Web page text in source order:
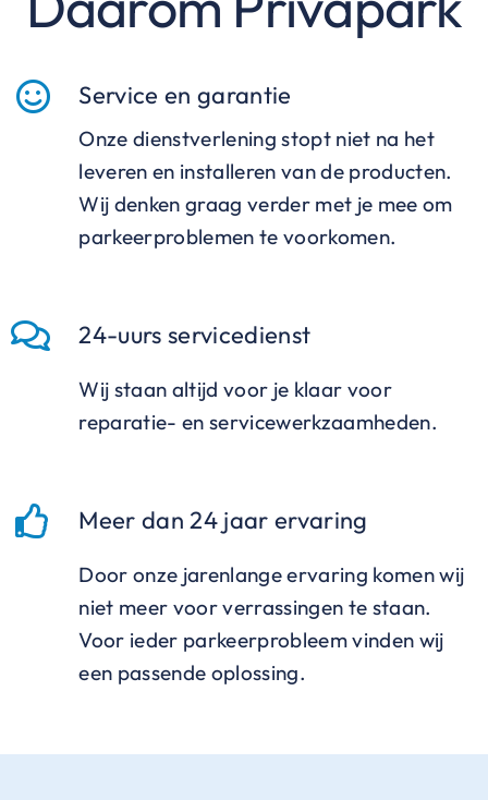
Service en garantie
Onze dienstverlening stopt niet na het
leveren en installeren van de producten.
Wij denken graag verder met je mee om
parkeerproblemen te voorkomen.
24-uurs servicedienst
Wij staan altijd voor je klaar voor
reparatie- en servicewerkzaamheden.
Meer dan 24 jaar ervaring
Door onze jarenlange ervaring komen wij
niet meer voor verrassingen te staan.
Voor ieder parkeerprobleem vinden wij
een passende oplossing.